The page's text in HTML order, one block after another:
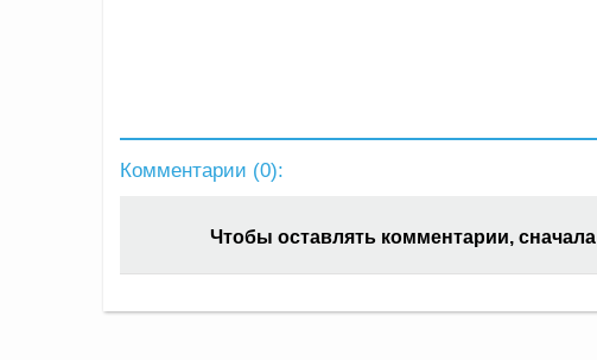
Комментарии (0):
Чтобы оставлять комментарии, сначала